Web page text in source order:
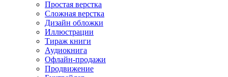
Простая верстка
Сложная верстка
Дизайн обложки
Иллюстрации
Тираж книги
Аудиокнига
Офлайн-продажи
Продвижение